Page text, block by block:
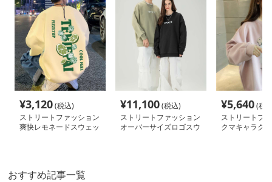
¥3,120(税込)
ストリートファッション
爽快レモネードスウェッ
¥11,100(税込)
ストリートファッション
オーバーサイズロゴスウ
¥5,640(税
ストリートフ
クマキャラク
おすすめ記事一覧